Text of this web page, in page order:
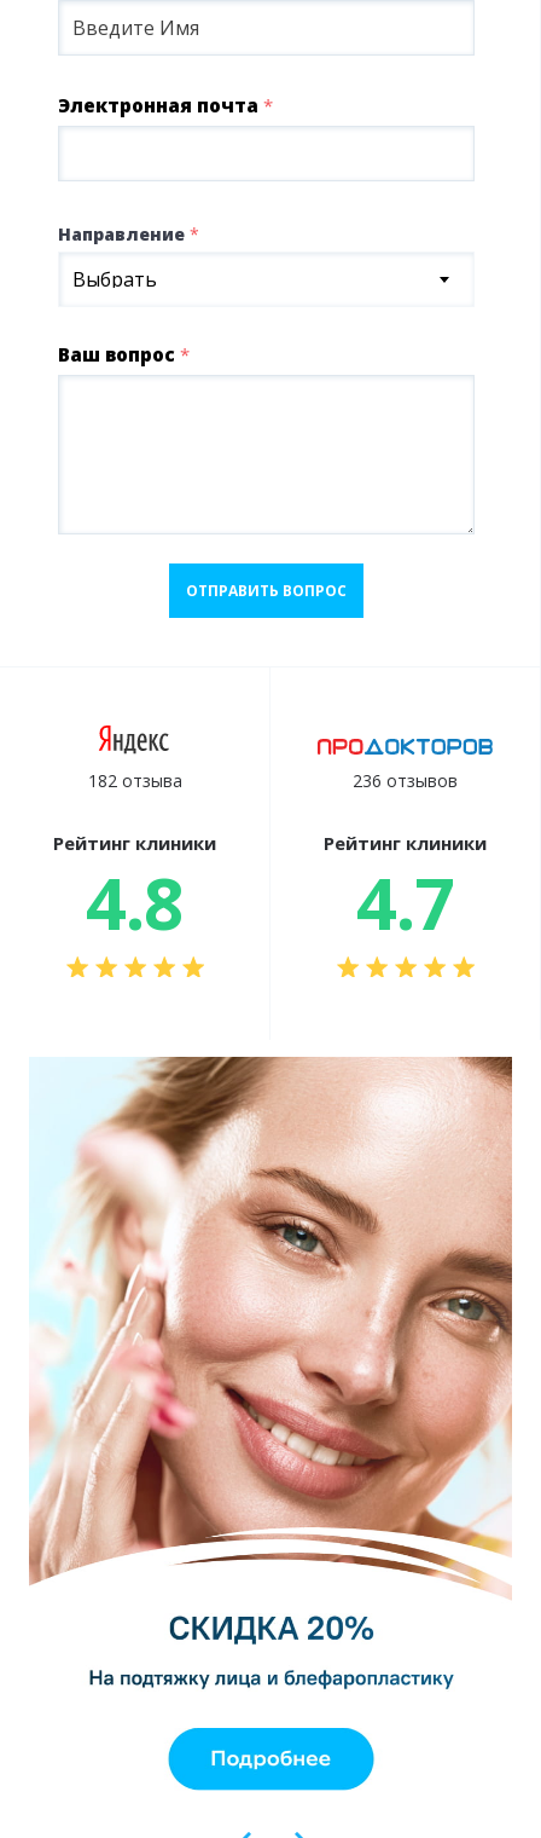
Электронная почта *
Направление *
Выбрать
Ваш вопрос *
ОТПРАВИТЬ ВОПРОС
182 отзыва
Рейтинг клиники
4.8
236 отзывов
Рейтинг клиники
4.7